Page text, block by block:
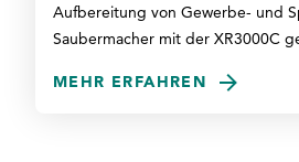
Aufbereitung von Gewerbe- und
Saubermacher mit der XR3000C
MEHR ERFAHREN